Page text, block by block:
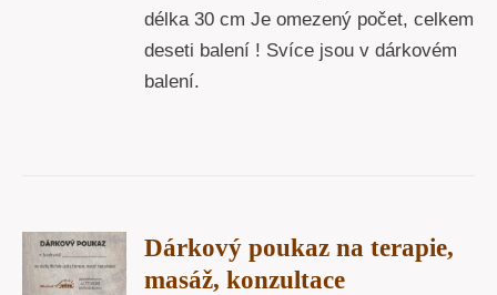
délka 30 cm Je omezený počet, celkem
deseti balení ! Svíce jsou v dárkovém
balení.
Dárkový poukaz na terapie,
masáž, konzultace